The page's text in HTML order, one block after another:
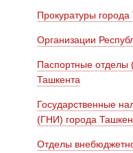
Прокуратуры города
Организации
Паспортные отделы
Ташкента
Государственные
(ГНИ) города
Отделы